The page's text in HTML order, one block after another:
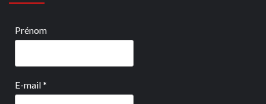
Prénom
E-mail*